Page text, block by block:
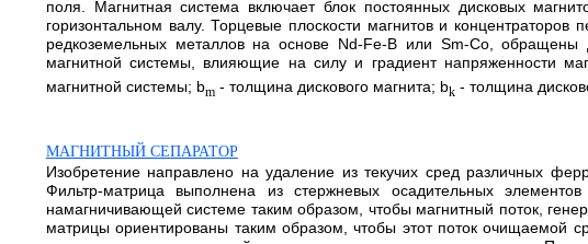
поля. Магнитная система включает блок постоянных дисковых
горизонтальном валу. Торцевые плоскости магнитов и
редкоземельных металлов на основе Nd-Fe-B или Sm-Co,
магнитной системы, влияющие на силу и градиент напряженности
магнитной системы; bm- толщина дискового магнита; bk- толщина
МАГНИТНЫЙ СЕПАРАТОР
Изобретение направлено на удаление из текучих сред различных
Фильтр-матрица выполнена из стержневых осадительных
намагничивающей системе таким образом, чтобы магнитный поток,
матрицы ориентированы таким образом, чтобы этот поток